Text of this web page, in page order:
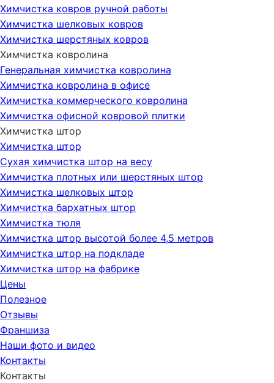
Химчистка ковров ручной работы
Химчистка шелковых ковров
Химчистка шерстяных ковров
Химчистка ковролина
Генеральная химчистка ковролина
Химчистка ковролина в офисе
Химчистка коммерческого ковролина
Химчистка офисной ковровой плитки
Химчистка штор
Химчистка штор
Сухая химчистка штор на весу
Химчистка плотных или шерстяных штор
Химчистка шелковых штор
Химчистка бархатных штор
Химчистка тюля
Химчистка штор высотой более 4,5 метров
Химчистка штор на подкладе
Химчистка штор на фабрике
Цены
Полезное
Отзывы
Франшиза
Наши фото и видео
Контакты
Контакты